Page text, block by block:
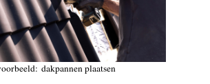
dakpannen plaatsen